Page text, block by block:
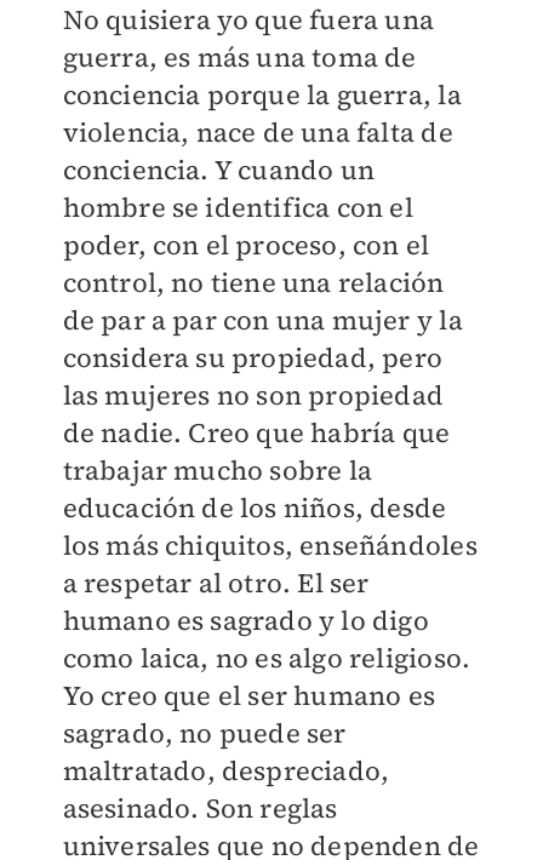
No quisiera yo que fuera una
guerra, es más una toma de
conciencia porque la guerra, la
violencia, nace de una falta de
conciencia. Y cuando un
hombre se identifica con el
poder, con el proceso, con el
control, no tiene una relación
de par a par con una mujer y la
considera su propiedad, pero
las mujeres no son propiedad
de nadie. Creo que habría que
trabajar mucho sobre la
educación de los niños, desde
los más chiquitos, enseñándoles
a respetar al otro. El ser
humano es sagrado y lo digo
como laica, no es algo religioso.
Yo creo que el ser humano es
sagrado, no puede ser
maltratado, despreciado,
asesinado. Son reglas
universales que no dependen de